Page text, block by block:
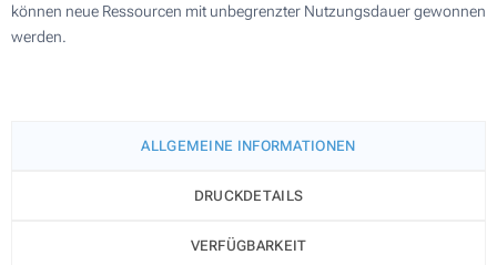
können neue Ressourcen mit unbegrenzter Nutzungsdauer gewonnen
werden.
ALLGEMEINE INFORMATIONEN
DRUCKDETAILS
VERFÜGBARKEIT